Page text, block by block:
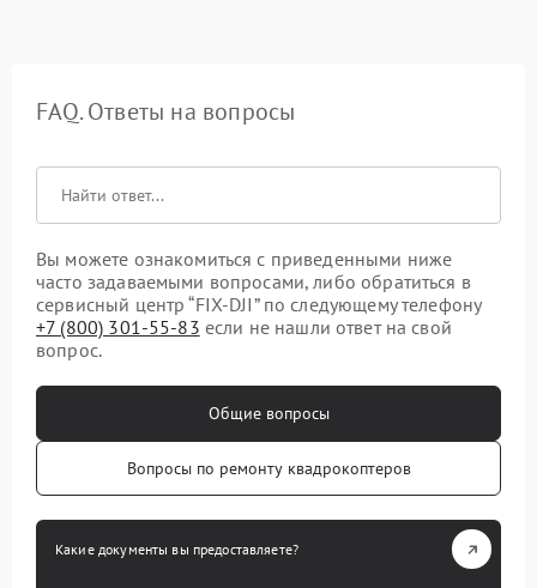
FAQ. Ответы на вопросы
Вы можете ознакомиться с приведенными ниже
часто задаваемыми вопросами, либо обратиться в
сервисный центр “FIX-DJI” по следующему телефону
+7 (800) 301-55-83 если не нашли ответ на свой
вопрос.
Общие вопросы
Вопросы по ремонту квадрокоптеров
Какие документы вы предоставляете?